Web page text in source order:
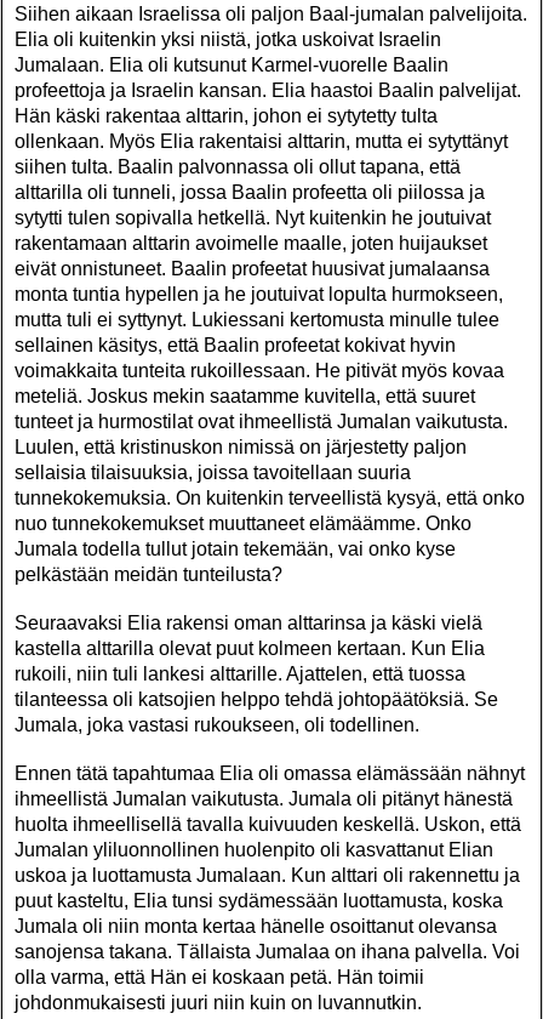
Siihen aikaan Israelissa oli paljon Baal-jumalan palvelijoita.
Elia oli kuitenkin yksi niistä, jotka uskoivat Israelin
Jumalaan. Elia oli kutsunut Karmel-vuorelle Baalin
profeettoja ja Israelin kansan. Elia haastoi Baalin palvelijat.
Hän käski rakentaa alttarin, johon ei sytytetty tulta
ollenkaan. Myös Elia rakentaisi alttarin, mutta ei sytyttänyt
siihen tulta. Baalin palvonnassa oli ollut tapana, että
alttarilla oli tunneli, jossa Baalin profeetta oli piilossa ja
sytytti tulen sopivalla hetkellä. Nyt kuitenkin he joutuivat
rakentamaan alttarin avoimelle maalle, joten huijaukset
eivät onnistuneet. Baalin profeetat huusivat jumalaansa
monta tuntia hypellen ja he joutuivat lopulta hurmokseen,
mutta tuli ei syttynyt. Lukiessani kertomusta minulle tulee
sellainen käsitys, että Baalin profeetat kokivat hyvin
voimakkaita tunteita rukoillessaan. He pitivät myös kovaa
meteliä. Joskus mekin saatamme kuvitella, että suuret
tunteet ja hurmostilat ovat ihmeellistä Jumalan vaikutusta.
Luulen, että kristinuskon nimissä on järjestetty paljon
sellaisia tilaisuuksia, joissa tavoitellaan suuria
tunnekokemuksia. On kuitenkin terveellistä kysyä, että onko
nuo tunnekokemukset muuttaneet elämäämme. Onko
Jumala todella tullut jotain tekemään, vai onko kyse
pelkästään meidän tunteilusta?
Seuraavaksi Elia rakensi oman alttarinsa ja käski vielä
kastella alttarilla olevat puut kolmeen kertaan. Kun Elia
rukoili, niin tuli lankesi alttarille. Ajattelen, että tuossa
tilanteessa oli katsojien helppo tehdä johtopäätöksiä. Se
Jumala, joka vastasi rukoukseen, oli todellinen.
Ennen tätä tapahtumaa Elia oli omassa elämässään nähnyt
ihmeellistä Jumalan vaikutusta. Jumala oli pitänyt hänestä
huolta ihmeellisellä tavalla kuivuuden keskellä. Uskon, että
Jumalan yliluonnollinen huolenpito oli kasvattanut Elian
uskoa ja luottamusta Jumalaan. Kun alttari oli rakennettu ja
puut kasteltu, Elia tunsi sydämessään luottamusta, koska
Jumala oli niin monta kertaa hänelle osoittanut olevansa
sanojensa takana. Tällaista Jumalaa on ihana palvella. Voi
olla varma, että Hän ei koskaan petä. Hän toimii
johdonmukaisesti juuri niin kuin on luvannutkin.